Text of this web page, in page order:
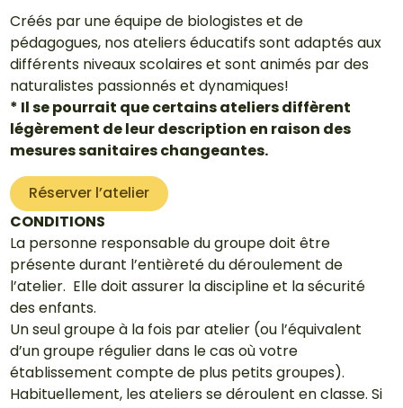
Créés par une équipe de biologistes et de
pédagogues, nos ateliers éducatifs sont adaptés aux
différents niveaux scolaires et sont animés par des
naturalistes passionnés et dynamiques!
* Il se pourrait que certains ateliers diffèrent
légèrement de leur description en raison des
mesures sanitaires changeantes.
Réserver l’atelier
CONDITIONS
La personne responsable du groupe doit être
présente durant l’entièreté du déroulement de
l’atelier. Elle doit assurer la discipline et la sécurité
des enfants.
Un seul groupe à la fois par atelier (ou l’équivalent
d’un groupe régulier dans le cas où votre
établissement compte de plus petits groupes).
Habituellement, les ateliers se déroulent en classe. Si